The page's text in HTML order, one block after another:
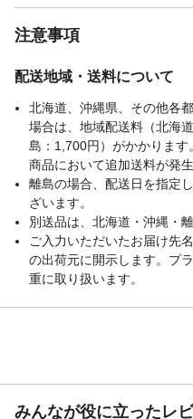
注意事項
配送地域・送料について
北海道、沖縄県、その他各
場合は、地域配送料（北海
島：1,700円）がかかりま
商品において追加送料が発
離島の場合、配送日を指定
ざいます。
別送品は、北海道・沖縄・
ご入力いただいたお届け先
の出荷元に開示します。プ
重に取り扱います。
みんなが役に立ったレ